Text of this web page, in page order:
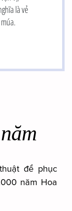
là vẻ
để phục
năm Hoa